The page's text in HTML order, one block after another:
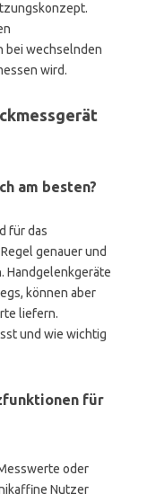
bei wechselnden
wird.
am besten?
für das
genauer und
Handgelenkgeräte
können aber
liefern.
und wie wichtig
für
oder
Nutzer